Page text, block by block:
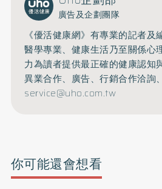
廣告及企劃團隊
《優活健康網》有專業的記者及
醫學專業、健康生活乃至關係心
力為讀者提供最正確的健康認知
異業合作、廣告、行銷合作洽詢
service@uho.com.tw
你可能還會想看